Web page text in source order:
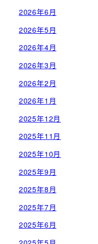
2026年6月
2026年5月
2026年4月
2026年3月
2026年2月
2026年1月
2025年12月
2025年11月
2025年10月
2025年9月
2025年8月
2025年7月
2025年6月